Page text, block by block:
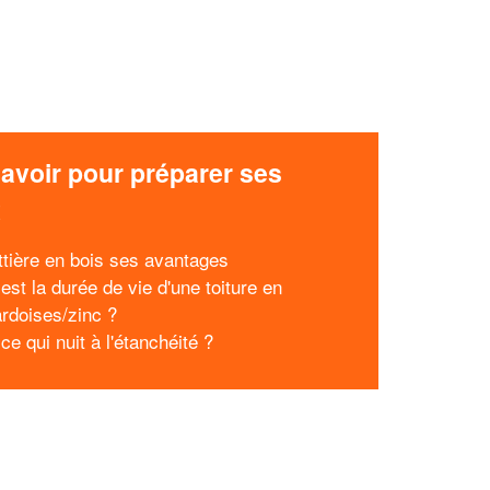
pour préparer ses
en bois ses avantages
la durée de vie d'une toiture en
zinc ?
qui nuit à l'étanchéité ?